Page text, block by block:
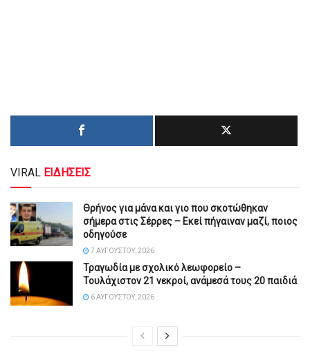
VIRAL ΕΙΔΗΣΕΙΣ
Θρήνος για μάνα και γιο που σκοτώθηκαν
σήμερα στις Σέρρες – Εκεί πήγαιναν μαζί, ποιος
οδηγούσε
7 ΑΥΓΟΎΣΤΟΥ, 2026
Τραγωδία με σχολικό λεωφορείο –
Τουλάχιστον 21 νεκροί, ανάμεσά τους 20 παιδιά
6 ΑΥΓΟΎΣΤΟΥ, 2026